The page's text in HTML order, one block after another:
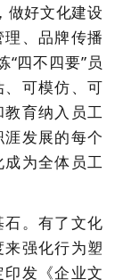
做好文化建设
、品牌传播
“四不四要”员
可模仿、可
育纳入员工
发展的每个
为全体员工
。有了文化
强化行为塑
发《企业文